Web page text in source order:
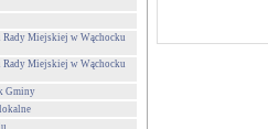
Rady Miejskiej w Wąchocku
Rady Miejskiej w Wąchocku
Gminy